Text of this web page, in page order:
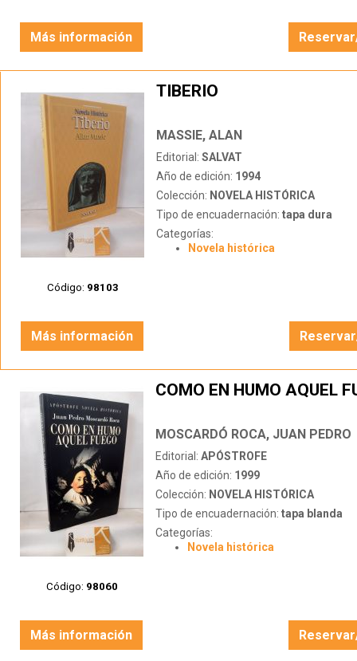
Más información
Código: 98103
TIBERIO
MASSIE, ALAN
Editorial: SALVAT
Año de edición: 1994
Colección: NOVELA HISTÓRICA
Tipo de encuadernación: tapa dura
Categorías:
Novela histórica
Más información
Código: 98060
COMO EN HUMO AQUEL
MOSCARDÓ ROCA, JUAN PEDRO
Editorial: APÓSTROFE
Año de edición: 1999
Colección: NOVELA HISTÓRICA
Tipo de encuadernación: tapa blanda
Categorías:
Novela histórica
Más información